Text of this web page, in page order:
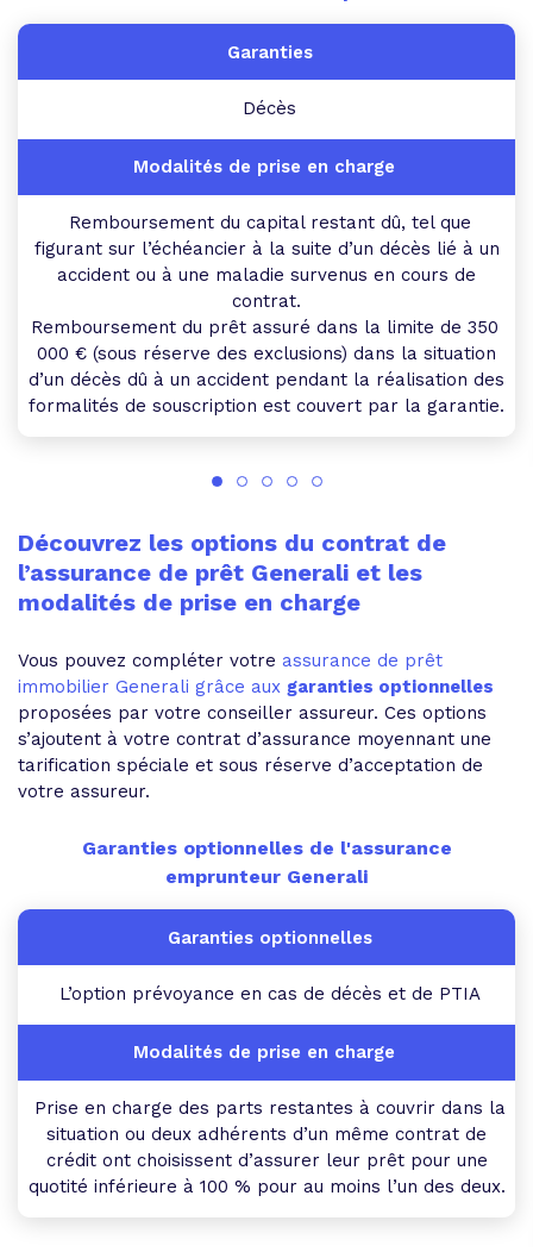
Décès
Remboursement du capital restant dû, tel que
figurant sur l’échéancier à la suite d’un décès lié à un
accident ou à une maladie survenus en cours de
contrat.
Remboursement du prêt assuré dans la limite de 350
000 € (sous réserve des exclusions) dans la situation
d’un décès dû à un accident pendant la réalisation des
formalités de souscription est couvert par la garantie.
Découvrez les options du contrat de
l’assurance de prêt Generali et les
modalités de prise en charge
Vous pouvez compléter votre assurance de prêt
immobilier Generali grâce aux garanties optionnelles
proposées par votre conseiller assureur. Ces options
s’ajoutent à votre contrat d’assurance moyennant une
tarification spéciale et sous réserve d’acceptation de
votre assureur.
Garanties optionnelles de l'assurance
emprunteur Generali
L’option prévoyance en cas de décès et de PTIA
Prise en charge des parts restantes à couvrir dans la
situation ou deux adhérents d’un même contrat de
crédit ont choisissent d’assurer leur prêt pour une
quotité inférieure à 100 % pour au moins l’un des deux.